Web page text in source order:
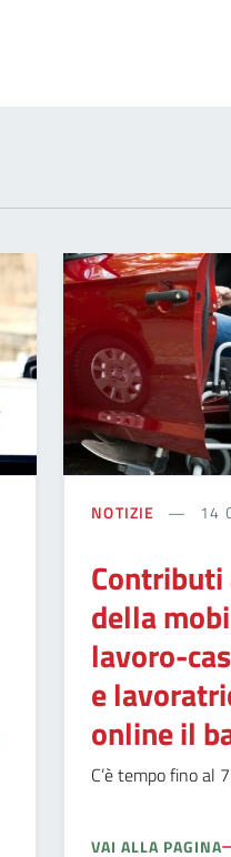
NOTIZIE 14
della
lavoro-
e
online il
C’è tempo fino al
VAI ALLA PAGINA